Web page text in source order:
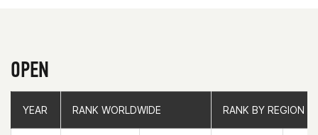
OPEN
YEAR RANK WORLDWIDE RANK BY REGION
YEAR RANK WORLDWIDE RANK BY REGION